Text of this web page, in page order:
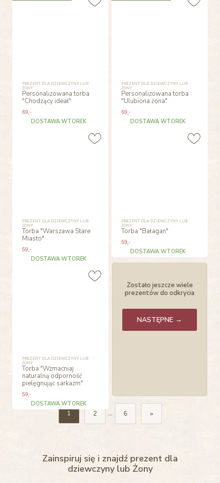
PREZENT DLA DZIEWCZYNY LUB
ŻONY
Personalizowana torba
"Chodzący ideał"
69,-
DOSTAWA WTOREK
PREZENT DLA DZIEWCZYNY LUB
ŻONY
Personalizowana torba
"Ulubiona żona"
69 ,-
DOSTAWA WTOREK
PREZENT DLA DZIEWCZYNY LUB
ŻONY
Torba "Warszawa Stare
Miasto"
59,-
DOSTAWA WTOREK
PREZENT DLA DZIEWCZYNY LUB
ŻONY
Torba "Bałagan"
59 ,-
DOSTAWA WTOREK
PREZENT DLA DZIEWCZYNY LUB
ŻONY
Torba "Wzmacniaj
naturalną odporność
pielęgnując sarkazm"
59,-
DOSTAWA WTOREK
Zostało jeszcze wiele
prezentów do odkrycia
NASTĘPNE →
1 2 ... 6 »
Zainspiruj się i znajdź prezent dla
dziewczyny lub Żony